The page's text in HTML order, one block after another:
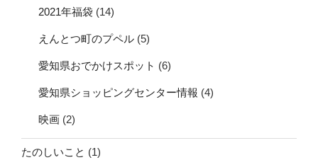
2021年福袋 (14)
えんとつ町のプペル (5)
愛知県おでかけスポット (6)
愛知県ショッピングセンター情報 (4)
映画 (2)
たのしいこと (1)